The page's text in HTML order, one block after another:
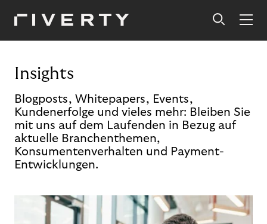
Insights
Blogposts, Whitepapers, Events,
Kundenerfolge und vieles mehr: Bleiben Sie
mit uns auf dem Laufenden in Bezug auf
aktuelle Branchenthemen,
Konsumentenverhalten und Payment-
Entwicklungen.